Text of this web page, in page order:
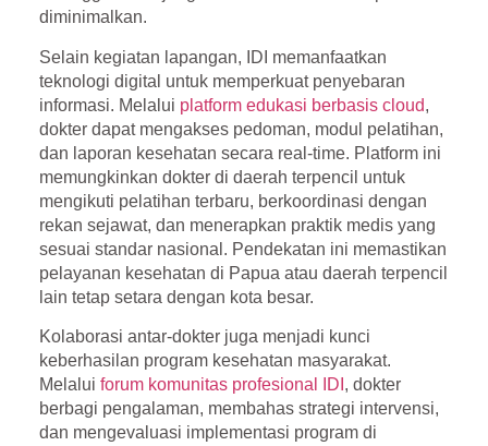
diminimalkan.
Selain kegiatan lapangan, IDI memanfaatkan
teknologi digital untuk memperkuat penyebaran
informasi. Melalui platform edukasi berbasis cloud,
dokter dapat mengakses pedoman, modul pelatihan,
dan laporan kesehatan secara real-time. Platform ini
memungkinkan dokter di daerah terpencil untuk
mengikuti pelatihan terbaru, berkoordinasi dengan
rekan sejawat, dan menerapkan praktik medis yang
sesuai standar nasional. Pendekatan ini memastikan
pelayanan kesehatan di Papua atau daerah terpencil
lain tetap setara dengan kota besar.
Kolaborasi antar-dokter juga menjadi kunci
keberhasilan program kesehatan masyarakat.
Melalui forum komunitas profesional IDI , dokter
berbagi pengalaman, membahas strategi intervensi,
dan mengevaluasi implementasi program di